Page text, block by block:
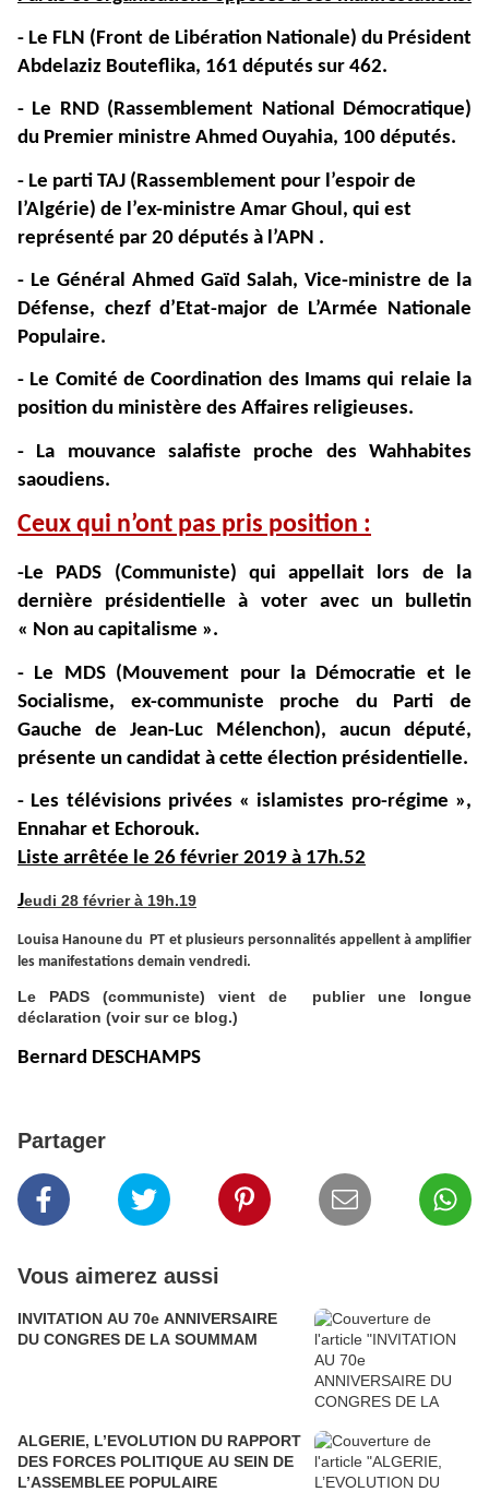
- Le FLN (Front de Libération Nationale) du Président
Abdelaziz Bouteflika, 161 députés sur 462.
- Le RND (Rassemblement National Démocratique)
du Premier ministre Ahmed Ouyahia, 100 députés.
- Le parti TAJ (Rassemblement pour l’espoir de
l’Algérie) de l’ex-ministre Amar Ghoul, qui est
représenté par 20 députés à l’APN .
- Le Général Ahmed Gaïd Salah, Vice-ministre de la
Défense, chezf d’Etat-major de L’Armée Nationale
Populaire.
- Le Comité de Coordination des Imams qui relaie la
position du ministère des Affaires religieuses.
- La mouvance salafiste proche des Wahhabites
saoudiens.
Ceux qui n’ont pas pris position :
-Le PADS (Communiste) qui appellait lors de la
dernière présidentielle à voter avec un bulletin
« Non au capitalisme ».
- Le MDS (Mouvement pour la Démocratie et le
Socialisme, ex-communiste proche du Parti de
Gauche de Jean-Luc Mélenchon), aucun député,
présente un candidat à cette élection présidentielle.
- Les télévisions privées « islamistes pro-régime »,
Ennahar et Echorouk.
Liste arrêtée le 26 février 2019 à 17h.52
Jeudi 28 février à 19h.19
Louisa Hanoune du PT et plusieurs personnalités appellent à amplifier
les manifestations demain vendredi.
Le PADS (communiste) vient de publier une longue
déclaration (voir sur ce blog.)
Bernard DESCHAMPS
Partager
Vous aimerez aussi
INVITATION AU 70e ANNIVERSAIRE
DU CONGRES DE LA SOUMMAM
ALGERIE, L’EVOLUTION DU RAPPORT
DES FORCES POLITIQUE AU SEIN DE
L’ASSEMBLEE POPULAIRE